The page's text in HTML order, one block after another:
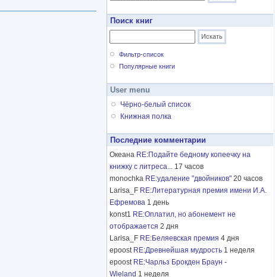
Поиск книг
Фильтр-список
Популярные книги
User menu
Чёрно-белый список
Книжная полка
Последние комментарии
Океана RE:Подайте бедному копеечку на
книжку с литреса... 17 часов
monochka RE:удаление "двойников" 20 часов
Larisa_F RE:Литературная премия имени И.А.
Ефремова 1 день
konst1 RE:Оплатил, но абонемент не
отображается 2 дня
Larisa_F RE:Беляевская премия 4 дня
epoost RE:Древнейшая мудрость 1 неделя
epoost RE:Чарльз Брокден Браун -
Wieland 1 неделя